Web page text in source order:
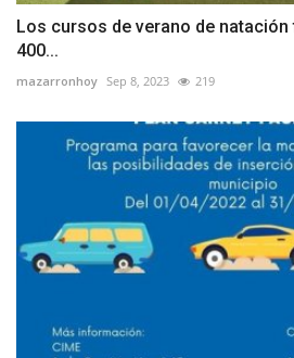
Los cursos de verano de
400...
mazarronhoy Sep 8, 2023 219